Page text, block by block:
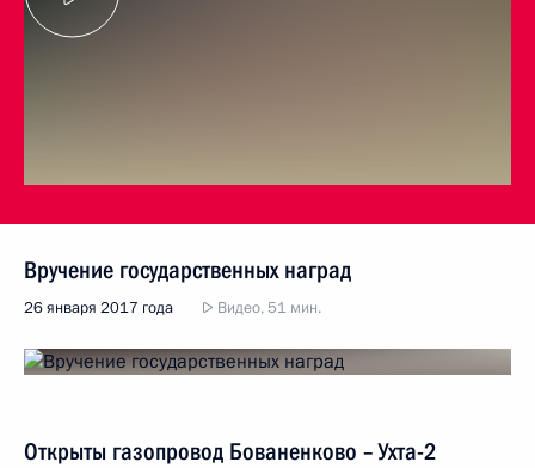
Вручение государственных наград
26 января 2017 года Видео, 51 мин.
Открыты газопровод Бованенково – Ухта-2